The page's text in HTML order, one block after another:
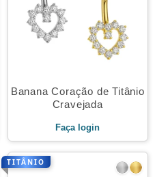
Banana Coração de Titânio
Cravejada
Faça login
TITÂNIO